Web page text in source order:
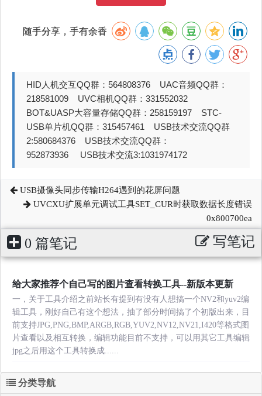
随手分享，手有余香
HID人机交互QQ群：564808376 UAC音频QQ群：
218581009 UVC相机QQ群：331552032
BOT&UASP大容量存储QQ群：258159197 STC-
USB单片机QQ群：315457461 USB技术交流QQ群
2:580684376 USB技术交流QQ群：
952873936 USB技术交流3:1031974172
USB摄像头同步传输H264遇到的花屏问题
UVCXU扩展单元调试工具SET_CUR时获取数据长度错误
0x800700ea
0 篇笔记 写笔记
给大家推荐个自己写的图片查看转换工具--新版本更新
一，关于工具介绍之前站长有提到有没有人想搞一个NV2和yuv2编
辑工具，刚好自己有这个想法，抽了部分时间搞了个初版出来，目
前支持JPG,PNG,BMP,ARGB,RGB,YUV2,NV12,NV21,I420等格式图
片查看以及相互转换，编辑功能目前不支持，可以用其它工具编辑
jpg之后用这个工具转换成......
分类导航